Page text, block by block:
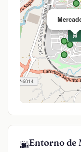
🛒
🌆Entorno de